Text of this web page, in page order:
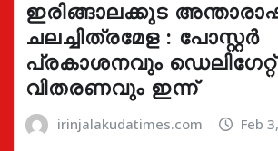
ഇരിങ്ങാലക്കുട
ചലച്ചിത്രമേള : പോസ്റ്റർ
പ്രകാശനവും
വിതരണവും ഇന്ന്
irinjalakudatimes.com Feb